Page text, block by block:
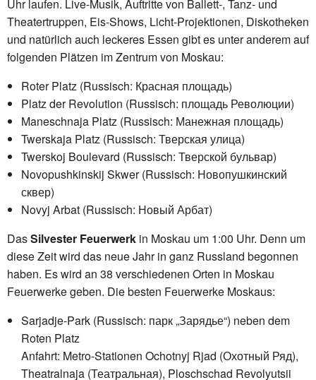
Uhr laufen. Live-Musik, Auftritte von Ballett-, Tanz- und
Theatertruppen, Eis-Shows, Licht-Projektionen, Diskotheken
und natürlich auch leckeres Essen gibt es unter anderem auf
folgenden Plätzen im Zentrum von Moskau:
Roter Platz (Russisch: Красная площадь)
Platz der Revolution (Russisch: площадь Революции)
Maneschnaja Platz (Russisch: Манежная площадь)
Twerskaja Platz (Russisch: Тверская улица)
Twerskoj Boulevard (Russisch: Тверской бульвар)
Novopushkinskij Skwer (Russisch: Новопушкинский
сквер)
Novyj Arbat (Russisch: Новый Арбат)
DasSilvester Feuerwerk in Moskau um 1:00 Uhr. Denn um
diese Zeit wird das neue Jahr in ganz Russland begonnen
haben. Es wird an 38 verschiedenen Orten in Moskau
Feuerwerke geben. Die besten Feuerwerke Moskaus:
Sarjadje-Park (Russisch: парк „Зарядье“) neben dem
Roten Platz
Anfahrt: Metro-Stationen Ochotnyj Rjad (Охотный Ряд),
Theatralnaja (Театральная), Ploschschad Revolyutsii